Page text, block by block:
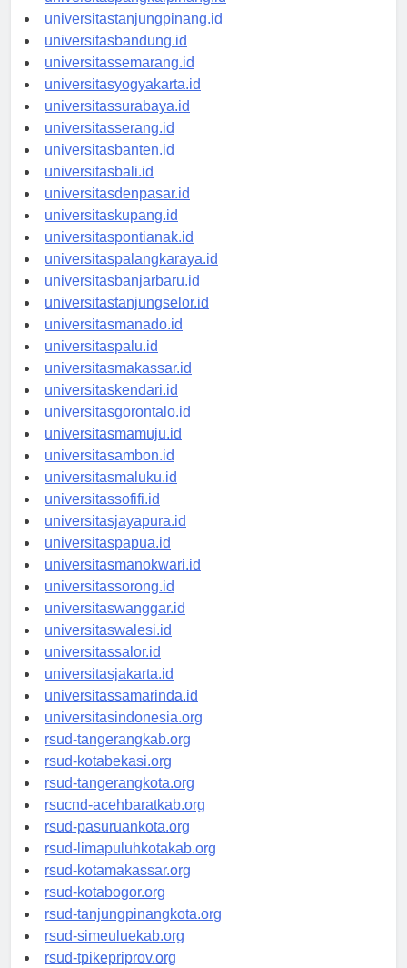
universitaspangkalpinang.id
universitastanjungpinang.id
universitasbandung.id
universitassemarang.id
universitasyogyakarta.id
universitassurabaya.id
universitasserang.id
universitasbanten.id
universitasbali.id
universitasdenpasar.id
universitaskupang.id
universitaspontianak.id
universitaspalangkaraya.id
universitasbanjarbaru.id
universitastanjungselor.id
universitasmanado.id
universitaspalu.id
universitasmakassar.id
universitaskendari.id
universitasgorontalo.id
universitasmamuju.id
universitasambon.id
universitasmaluku.id
universitassofifi.id
universitasjayapura.id
universitaspapua.id
universitasmanokwari.id
universitassorong.id
universitaswanggar.id
universitaswalesi.id
universitassalor.id
universitasjakarta.id
universitassamarinda.id
universitasindonesia.org
rsud-tangerangkab.org
rsud-kotabekasi.org
rsud-tangerangkota.org
rsucnd-acehbaratkab.org
rsud-pasuruankota.org
rsud-limapuluhkotakab.org
rsud-kotamakassar.org
rsud-kotabogor.org
rsud-tanjungpinangkota.org
rsud-simeuluekab.org